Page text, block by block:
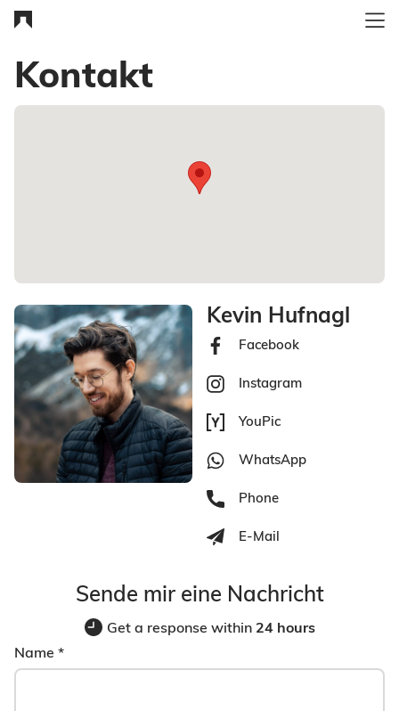
Kontakt
Kevin Hufnagl
Facebook
Instagram
YouPic
WhatsApp
Phone
E-Mail
Sende mir eine Nachricht
Get a response within 24 hours
Name *